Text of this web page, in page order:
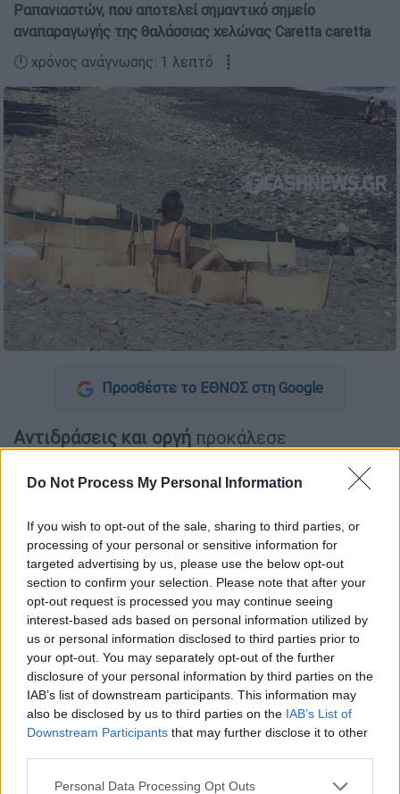
Do Not Process My Personal Information
If you wish to opt-out of the sale, sharing to third parties, or
processing of your personal or sensitive information for
targeted advertising by us, please use the below opt-out
section to confirm your selection. Please note that after your
opt-out request is processed you may continue seeing
interest-based ads based on personal information utilized by
us or personal information disclosed to third parties prior to
your opt-out. You may separately opt-out of the further
disclosure of your personal information by third parties on the
IAB’s list of downstream participants. This information may
also be disclosed by us to third parties on the IAB’s List of
Downstream Participants that may further disclose it to other
Please note that this website/app uses one or more Google
Personal Data Processing Opt Outs
Ραπανιαστών, που αποτελεί σημαντικό σημείο
αναπαραγωγής της θαλάσσιας χελώνας Caretta caretta
🕛 χρόνος ανάγνωσης: 1 λεπτό ┋
Προσθέστε το ΕΘΝΟΣ στη Google
Αντιδράσεις και οργή προκάλεσε
των Ραπανιαστών, στο ΚολυμπάριΧανίων,
ηλιοθεραπεία εντός περιφραγμένου χώρου
που έχει οριστεί για την προστασία των
φωλιών θαλάσσιων χελωνών
ΔΙΑΒΑΣΤΕ ΕΠΙΣΗΣ
Ελλάδα|29.08.2025 15:30
Βασιλίσσης Όλγας: Μπλόκο στην
επαναλειτουργία της επιχειρούν τα
υπουργεία - «Δεν παράγονται έννομα
αποτελέσματα»